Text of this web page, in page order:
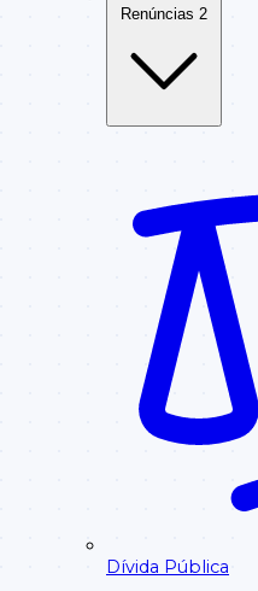
Renúncias 2
Dívida Pública